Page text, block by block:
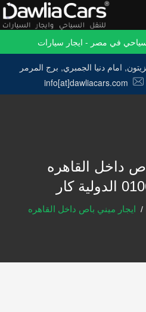
في مصر - ايجار سيارات
امام دنيا الجمبري, برج المرمر
info[at]dawliacars.com
داخل القاهره
ايجار ميني باص داخل القاهره